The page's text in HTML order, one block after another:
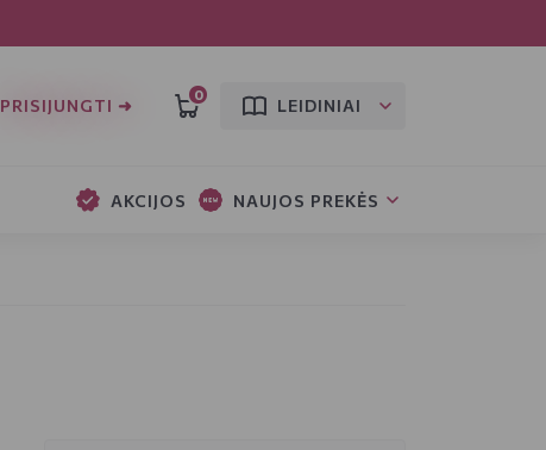
PRISIJUNGTI ➜
0
LEIDINIAI
AKCIJOS NAUJOS PREKĖS